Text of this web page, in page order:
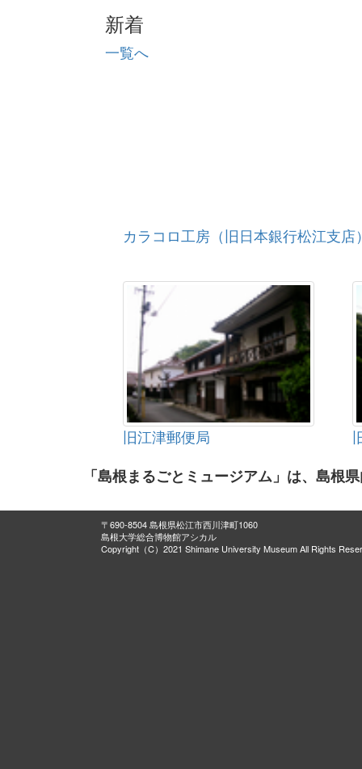
新着
一覧へ
カラコロ工房（旧日本銀行松江支店
旧江津郵便局
「島根まるごとミュージアム」は、島根
〒690-8504 島根県松江市西川津町1060
島根大学総合博物館アシカル
Copyright（C）2021 Shimane University Museum All Rights